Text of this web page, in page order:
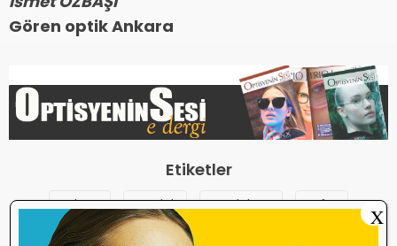
Gören optik Ankara
Etiketler
ankara meslek meslektaş vefat X